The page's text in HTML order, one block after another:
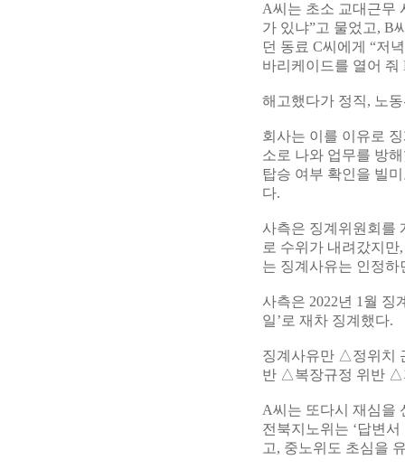
A씨는 초소 교대근무
가 있냐”고 물었고, B
던 동료 C씨에게 “저
바리케이드를 열어
해고했다가 정직, 노
회사는 이를 이유로
소로 나와 업무를 방
탑승 여부 확인을 빌
다.
사측은 징계위원회를
로 수위가 내려갔지
는 징계사유는 인정
사측은 2022년 1월 징
일’로 재차 징계했다.
징계사유만 △정위치
반 △복장규정 위반 △
A씨는 또다시 재심을
전북지노위는 ‘답변
고, 중노위도 초심을